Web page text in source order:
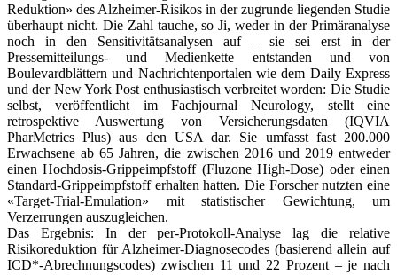
Reduktion» des Alzheimer-Risikos in der zugrunde liegenden Studie
überhaupt nicht. Die Zahl tauche, so Ji, weder in der Primäranalyse
noch in den Sensitivitätsanalysen auf – sie sei erst in der
Pressemitteilungs- und Medienkette entstanden und von
Boulevardblättern und Nachrichtenportalen wie dem Daily Express
und der New York Post enthusiastisch verbreitet worden: Die Studie
selbst, veröffentlicht im Fachjournal Neurology, stellt eine
retrospektive Auswertung von Versicherungsdaten (IQVIA
PharMetrics Plus) aus den USA dar. Sie umfasst fast 200.000
Erwachsene ab 65 Jahren, die zwischen 2016 und 2019 entweder
einen Hochdosis-Grippeimpfstoff (Fluzone High-Dose) oder einen
Standard-Grippeimpfstoff erhalten hatten. Die Forscher nutzten eine
«Target-Trial-Emulation» mit statistischer Gewichtung, um
Verzerrungen auszugleichen.
Das Ergebnis: In der per-Protokoll-Analyse lag die relative
Risikoreduktion für Alzheimer-Diagnosecodes (basierend allein auf
ICD*-Abrechnungscodes) zwischen 11 und 22 Prozent – je nach